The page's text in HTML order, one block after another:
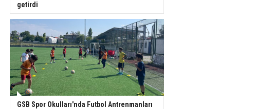
getirdi
GSB Spor Okulları'nda Futbol Antrenmanları